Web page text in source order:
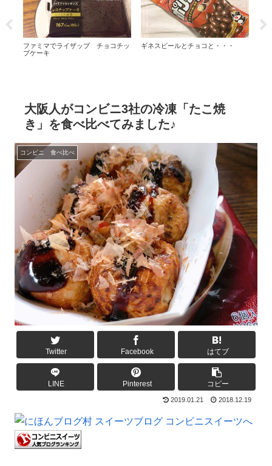
ファミマでライザップ チョコチッ
プケーキ
ギネスビールとチョコと・・・
大阪人がコンビニ3社の冷凍「たこ焼
き」を食べ比べてみました♪
コンビニ 食べ比べ
Twitter Facebook はてブ
LINE Pinterest コピー
2019.01.21 2018.12.19